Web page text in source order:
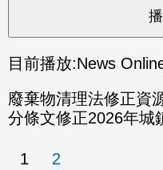
目前播放:News
廢棄物清理法修正資
分條文修正2026年城
1 2